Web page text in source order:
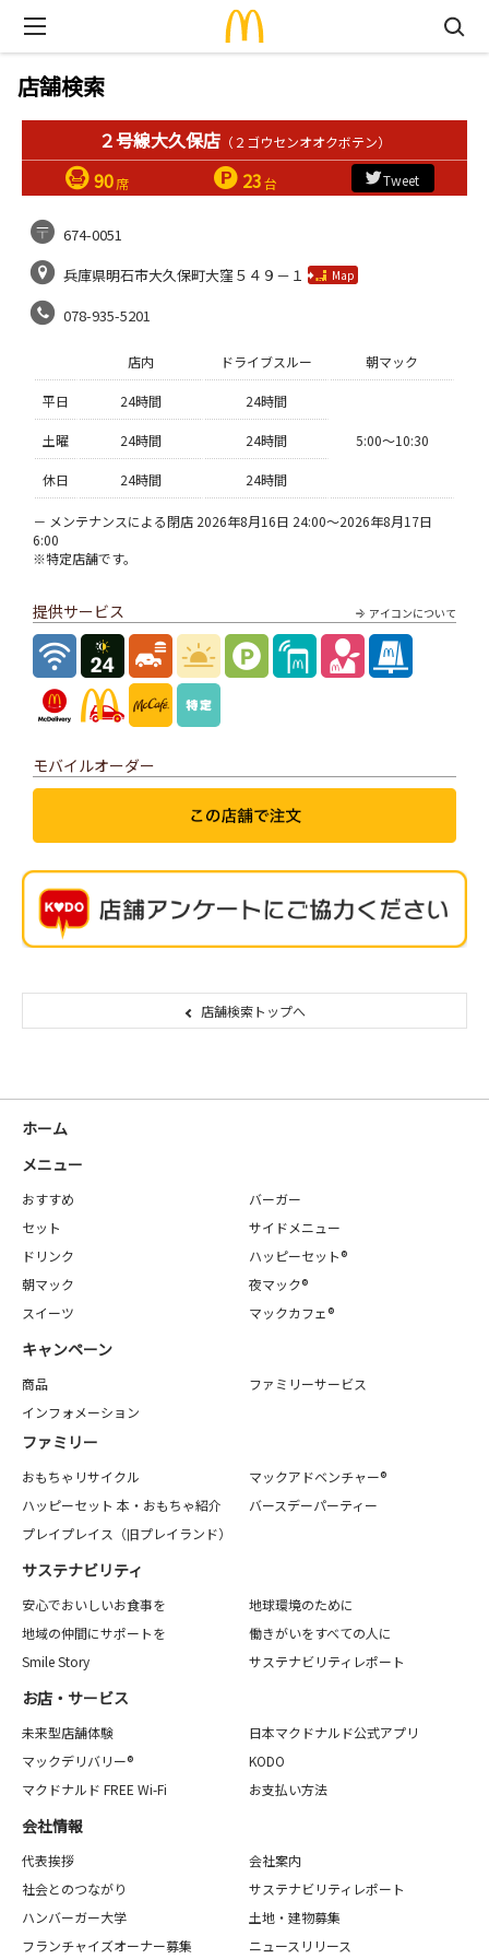
店舗検索
２号線大久保店 （２ゴウセンオオクボテン）
90席 23台 Tweet
674-0051
兵庫県明石市大久保町大窪５４９－１
Map
078-935-5201
店内 ドライブスルー 朝マック
平日 24時間 24時間
5:00〜10:30
土曜 24時間 24時間
休日 24時間 24時間
－ メンテナンスによる閉店 2026年8月16日 24:00～2026年8月17日
6:00
※特定店舗です。
アイコンについて
提供サービス
モバイルオーダー
店舗検索トップへ
ホーム
メニュー
おすすめ
バーガー
セット
サイドメニュー
ドリンク
ハッピーセット®
朝マック
夜マック®
スイーツ
マックカフェ®
キャンペーン
商品
ファミリーサービス
インフォメーション
ファミリー
おもちゃリサイクル
マックアドベンチャー®
ハッピーセット 本・おもちゃ紹介
バースデーパーティー
プレイプレイス（旧プレイランド）
サステナビリティ
安心でおいしいお食事を
地球環境のために
地域の仲間にサポートを
働きがいをすべての人に
Smile Story
サステナビリティレポート
お店・サービス
未来型店舗体験
日本マクドナルド公式アプリ
マックデリバリー®
KODO
マクドナルド FREE Wi-Fi
お支払い方法
会社情報
代表挨拶
会社案内
社会とのつながり
サステナビリティレポート
ハンバーガー大学
土地・建物募集
フランチャイズオーナー募集
ニュースリリース